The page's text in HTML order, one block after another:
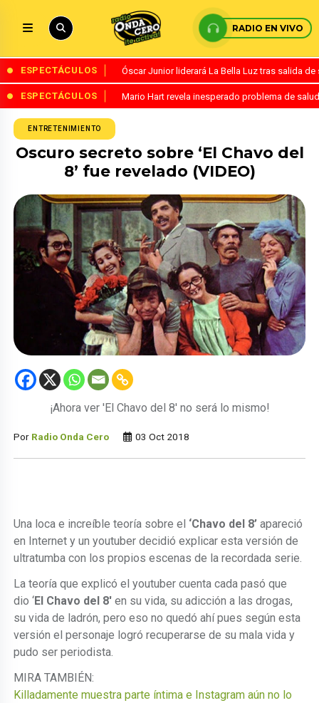
RADIO EN VIVO
ESPECTÁCULOS Óscar Junior liderará La Bella Luz tras salida
ESPECTÁCULOS Mario Hart revela inesperado problema de
ENTRETENIMIENTO
Oscuro secreto sobre ‘El Chavo del
8’ fue revelado (VIDEO)
¡Ahora ver 'El Chavo del 8' no será lo mismo!
Por Radio Onda Cero 03 Oct 2018
Una loca e increíble teoría sobre el ‘Chavo del 8’ apareció
en Internet y un youtuber decidió explicar esta versión de
ultratumba con los propios escenas de la recordada serie.
La teoría que explicó el youtuber cuenta cada pasó que
dio ‘El Chavo del 8′ en su vida, su adicción a las drogas,
su vida de ladrón, pero eso no quedó ahí pues según esta
versión el personaje logró recuperarse de su mala vida y
pudo ser periodista.
MIRA TAMBIÉN:
Killadamente muestra parte íntima e Instagram aún no lo